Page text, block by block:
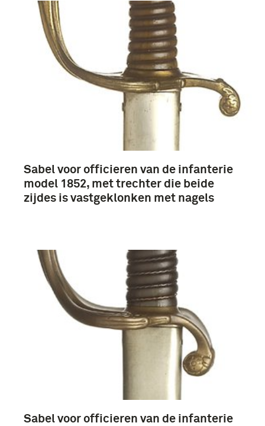
Sabel voor officieren van de infanterie
model 1852, met trechter die beide
zijdes is vastgeklonken met nagels
Sabel voor officieren van de infanterie